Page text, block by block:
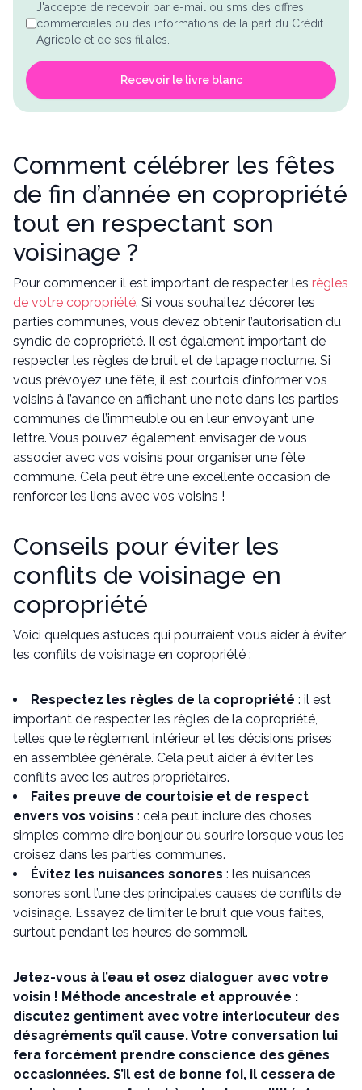
J'accepte de recevoir par e-mail ou sms des offres
commerciales ou des informations de la part du Crédit
Agricole et de ses filiales.
Recevoir le livre blanc
Comment célébrer les fêtes
de fin d’année en copropriété
tout en respectant son
voisinage ?
Pour commencer, il est important de respecter les règles
de votre copropriété. Si vous souhaitez décorer les
parties communes, vous devez obtenir l’autorisation du
syndic de copropriété. Il est également important de
respecter les règles de bruit et de tapage nocturne. Si
vous prévoyez une fête, il est courtois d’informer vos
voisins à l’avance en affichant une note dans les parties
communes de l’immeuble ou en leur envoyant une
lettre. Vous pouvez également envisager de vous
associer avec vos voisins pour organiser une fête
commune. Cela peut être une excellente occasion de
renforcer les liens avec vos voisins !
Conseils pour éviter les
conflits de voisinage en
copropriété
Voici quelques astuces qui pourraient vous aider à éviter
les conflits de voisinage en copropriété :
Respectez les règles de la copropriété : il est
important de respecter les règles de la copropriété,
telles que le règlement intérieur et les décisions prises
en assemblée générale. Cela peut aider à éviter les
conflits avec les autres propriétaires.
Faites preuve de courtoisie et de respect
envers vos voisins : cela peut inclure des choses
simples comme dire bonjour ou sourire lorsque vous les
croisez dans les parties communes.
Évitez les nuisances sonores : les nuisances
sonores sont l’une des principales causes de conflits de
voisinage. Essayez de limiter le bruit que vous faites,
surtout pendant les heures de sommeil.
Jetez-vous à l’eau et osez dialoguer avec votre
voisin ! Méthode ancestrale et approuvée :
discutez gentiment avec votre interlocuteur des
désagréments qu’il cause. Votre conversation lui
fera forcément prendre conscience des gênes
occasionnées. S’il est de bonne foi, il cessera de